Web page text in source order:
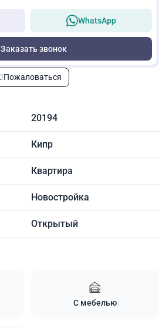
WhatsApp
Заказать звонок
Пожаловаться
20194
Кипр
Квартира
Новостройка
Открытый
С мебелью